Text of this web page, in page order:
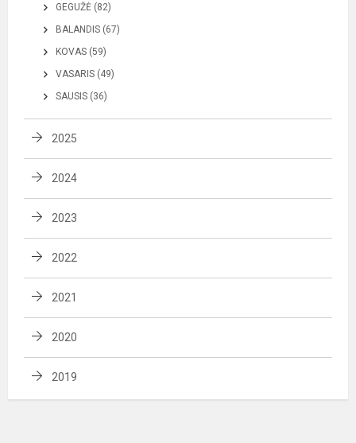
GEGUŽĖ (82)
BALANDIS (67)
KOVAS (59)
VASARIS (49)
SAUSIS (36)
2025
2024
2023
2022
2021
2020
2019